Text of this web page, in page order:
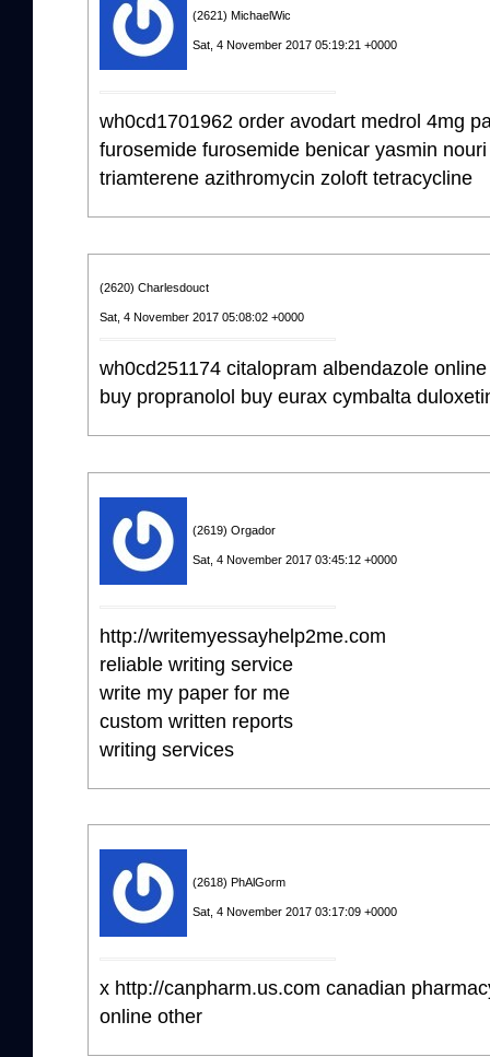
(2621) MichaelWic
Sat, 4 November 2017 05:19:21 +0000
wh0cd1701962 order avodart medrol 4mg
furosemide furosemide benicar yasmin
triamterene azithromycin zoloft tetracycline
(2620) Charlesdouct
Sat, 4 November 2017 05:08:02 +0000
wh0cd251174 citalopram albendazole
buy propranolol buy eurax cymbalta
(2619) Orgador
Sat, 4 November 2017 03:45:12 +0000
http://writemyessayhelp2me.com
reliable writing service
write my paper for me
custom written reports
writing services
(2618) PhAlGorm
Sat, 4 November 2017 03:17:09 +0000
x http://canpharm.us.com canadian
online other